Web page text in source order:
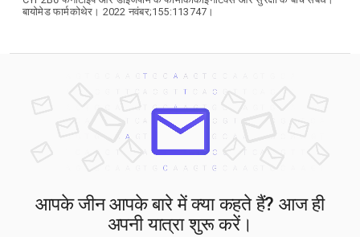
बायोमेड फार्मकोथेर। 2022 नवंबर;155:113747।
आपके जीन आपके बारे में क्या कहते हैं? आज ही
अपनी यात्रा शुरू करें।